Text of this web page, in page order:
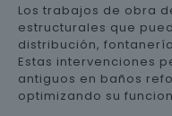
Los trabajos de obra
estructurales que
distribución,
Estas intervenciones
antiguos en baños
optimizando su